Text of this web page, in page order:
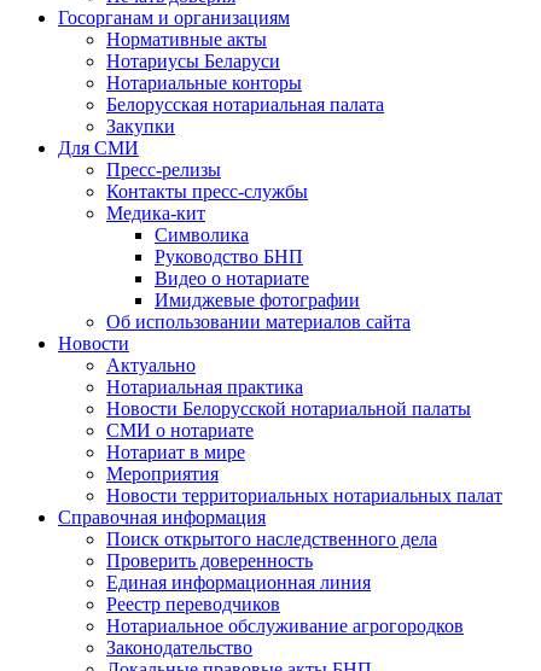
Госорганам и организациям
Нормативные акты
Нотариусы Беларуси
Нотариальные конторы
Белорусская нотариальная палата
Закупки
Для СМИ
Пресс-релизы
Контакты пресс-службы
Медика-кит
Символика
Руководство БНП
Видео о нотариате
Имиджевые фотографии
Об использовании материалов сайта
Новости
Актуально
Нотариальная практика
Новости Белорусской нотариальной палаты
СМИ о нотариате
Нотариат в мире
Мероприятия
Новости территориальных нотариальных палат
Справочная информация
Поиск открытого наследственного дела
Проверить доверенность
Единая информационная линия
Реестр переводчиков
Нотариальное обслуживание агрогородков
Законодательство